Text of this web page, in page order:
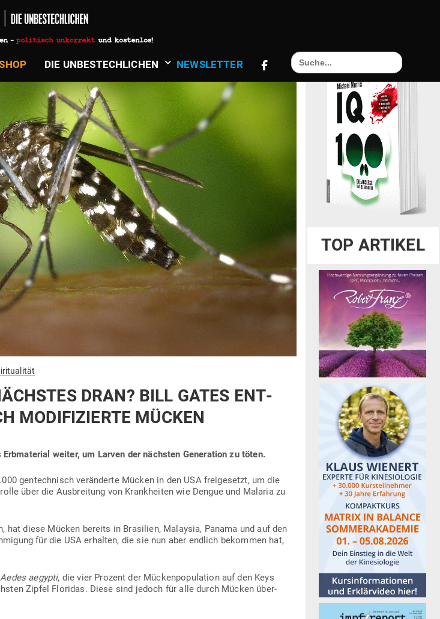
DIE UNBE­STECH­LICHEN NEWS­LETTER
Search
for:
DRAN? BILL GATES ENT­
MODI­FI­ZIERTE MÜCKEN
weiter, um Larven der nächsten Gene­ration zu töten.
gen­tech­nisch ver­än­derte Mücken in den USA frei­ge­setzt, um die
über die Aus­breitung von Krank­heiten wie Dengue und Malaria zu
hat diese Mücken bereits in Bra­silien, Malaysia, Panama und auf den
für die USA erhalten, die sie nun aber endlich bekommen hat,
Aedes aegypti, die vier Prozent der Mücken­po­pu­lation auf den Keys
Zipfel Flo­ridas. Diese sind jedoch für alle durch Mücken über­
TOP ARTIKEL